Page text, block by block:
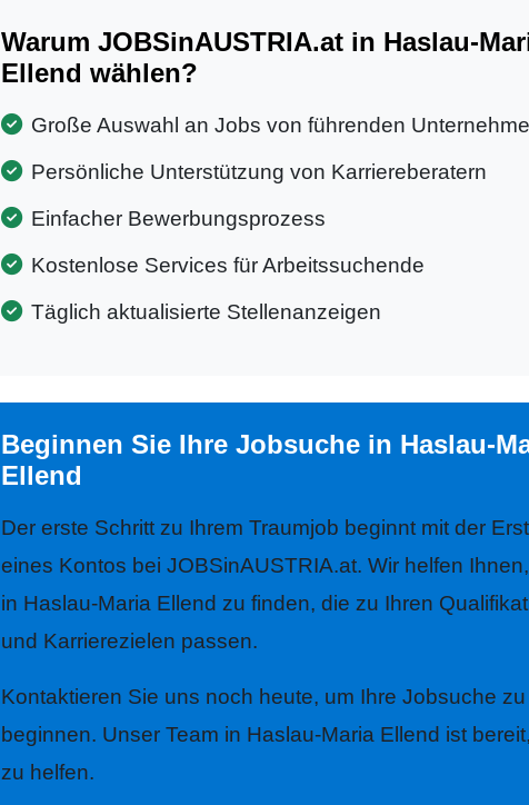
Warum JOBSinAUSTRIA.at in Haslau-
Ellend wählen?
Große Auswahl an Jobs von führenden
Persönliche Unterstützung von Karriereberatern
Einfacher Bewerbungsprozess
Kostenlose Services für Arbeitssuchende
Täglich aktualisierte Stellenanzeigen
Beginnen Sie Ihre Jobsuche in Haslau-
Ellend
Der erste Schritt zu Ihrem Traumjob beginnt mit der
eines Kontos bei JOBSinAUSTRIA.at. Wir helfen
in Haslau-Maria Ellend zu finden, die zu Ihren
und Karrierezielen passen.
Kontaktieren Sie uns noch heute, um Ihre Jobsuche zu
beginnen. Unser Team in Haslau-Maria Ellend ist
zu helfen.